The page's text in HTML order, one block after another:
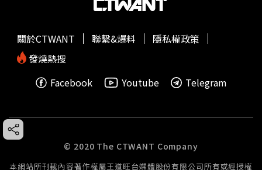
關於CTWANT 聯繫&爆料
隱私權政策
發燒熱搜
Facebook
Youtube Telegram
© 2020 The CTWANT Company
本網站所刊載內容著作權屬王道旺台媒體股份有限公司所有或經授權